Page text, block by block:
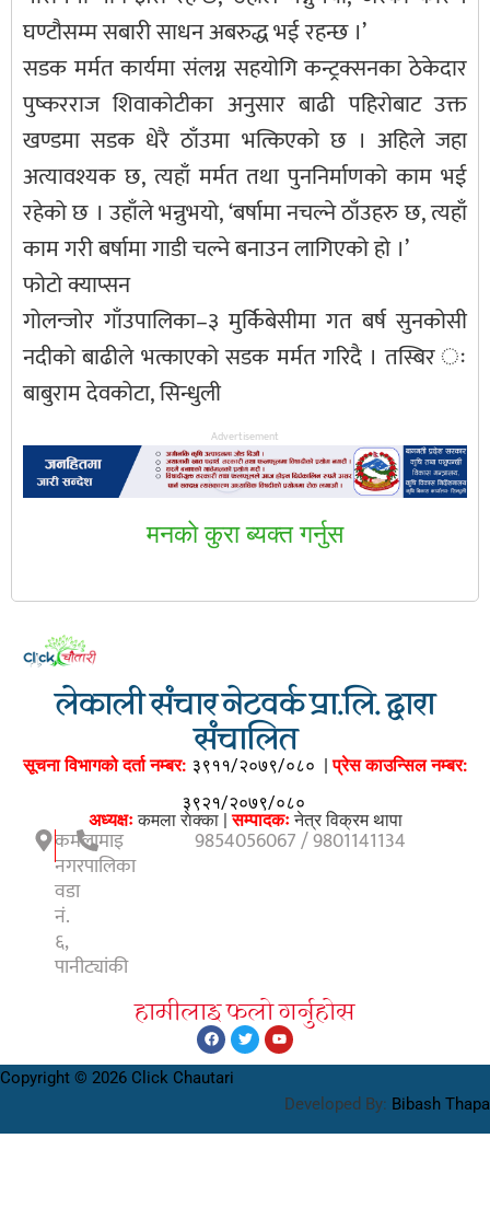
घण्टौसम्म सबारी साधन अबरुद्ध भई रहन्छ ।’
सडक मर्मत कार्यमा संलग्न सहयोगि कन्ट्रक्सनका ठेकेदार
पुष्करराज शिवाकोटीका अनुसार बाढी पहिरोबाट उक्त
खण्डमा सडक धेरै ठाँउमा भत्किएको छ । अहिले जहा
अत्यावश्यक छ, त्यहाँ मर्मत तथा पुननिर्माणको काम भई
रहेको छ । उहाँले भन्नुभयो, ‘बर्षामा नचल्ने ठाँउहरु छ, त्यहाँ
काम गरी बर्षामा गाडी चल्ने बनाउन लागिएको हो ।’
फोटो क्याप्सन
गोलन्जोर गाँउपालिका–३ मुर्किबेसीमा गत बर्ष सुनकोसी
नदीको बाढीले भत्काएको सडक मर्मत गरिदै । तस्बिर ः
बाबुराम देवकोटा, सिन्धुली
Advertisement
मनकाे कुरा ब्यक्त गर्नुस
लेकाली संचार नेटवर्क प्रा.लि. द्वारा
संचालित
सूचना विभागको दर्ता नम्बर: ३९११/२०७९/०८० |प्रेस काउन्सिल नम्बर:
३९२१/२०७९/०८०
अध्यक्षःकमला राेक्का |सम्पादकःनेत्र विक्रम थापा
कमलामाइ
नगरपालिका
वडा
नं.
६,
पानीट्यांकी
9854056067 / 9801141134
हामीलाइ फलाे गर्नुहाेस
Copyright © 2026 Click Chautari
Developed By: Bibash Thapa